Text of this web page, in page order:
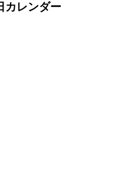
カレンダー